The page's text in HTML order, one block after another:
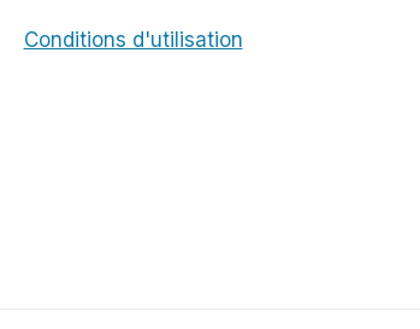
Conditions d'utilisation